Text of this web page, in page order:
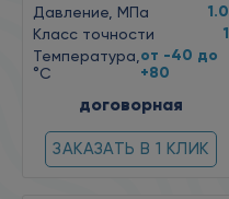
Давление, МПа 1.0
Класс точности 1
Температура,
°C
от -40 до
+80
договорная
ЗАКАЗАТЬ В 1 КЛИК